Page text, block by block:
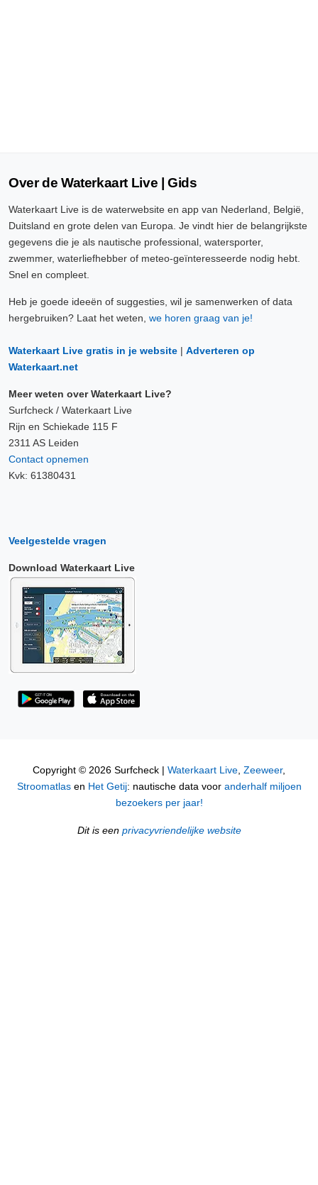
Over de Waterkaart Live | Gids
Waterkaart Live is de waterwebsite en app van Nederland, België,
Duitsland en grote delen van Europa. Je vindt hier de belangrijkste
gegevens die je als nautische professional, watersporter,
zwemmer, waterliefhebber of meteo-geïnteresseerde nodig hebt.
Snel en compleet.
Heb je goede ideeën of suggesties, wil je samenwerken of data
hergebruiken? Laat het weten, we horen graag van je!
Waterkaart Live gratis in je website | Adverteren op
Waterkaart.net
Meer weten over Waterkaart Live?
Surfcheck / Waterkaart Live
Rijn en Schiekade 115 F
2311 AS Leiden
Contact opnemen
Kvk: 61380431
Veelgestelde vragen
Download Waterkaart Live
Copyright © 2026 Surfcheck | Waterkaart Live, Zeeweer,
Stroomatlasen Het Getij: nautische data voor anderhalf miljoen
bezoekers per jaar!
Dit is een privacyvriendelijke website